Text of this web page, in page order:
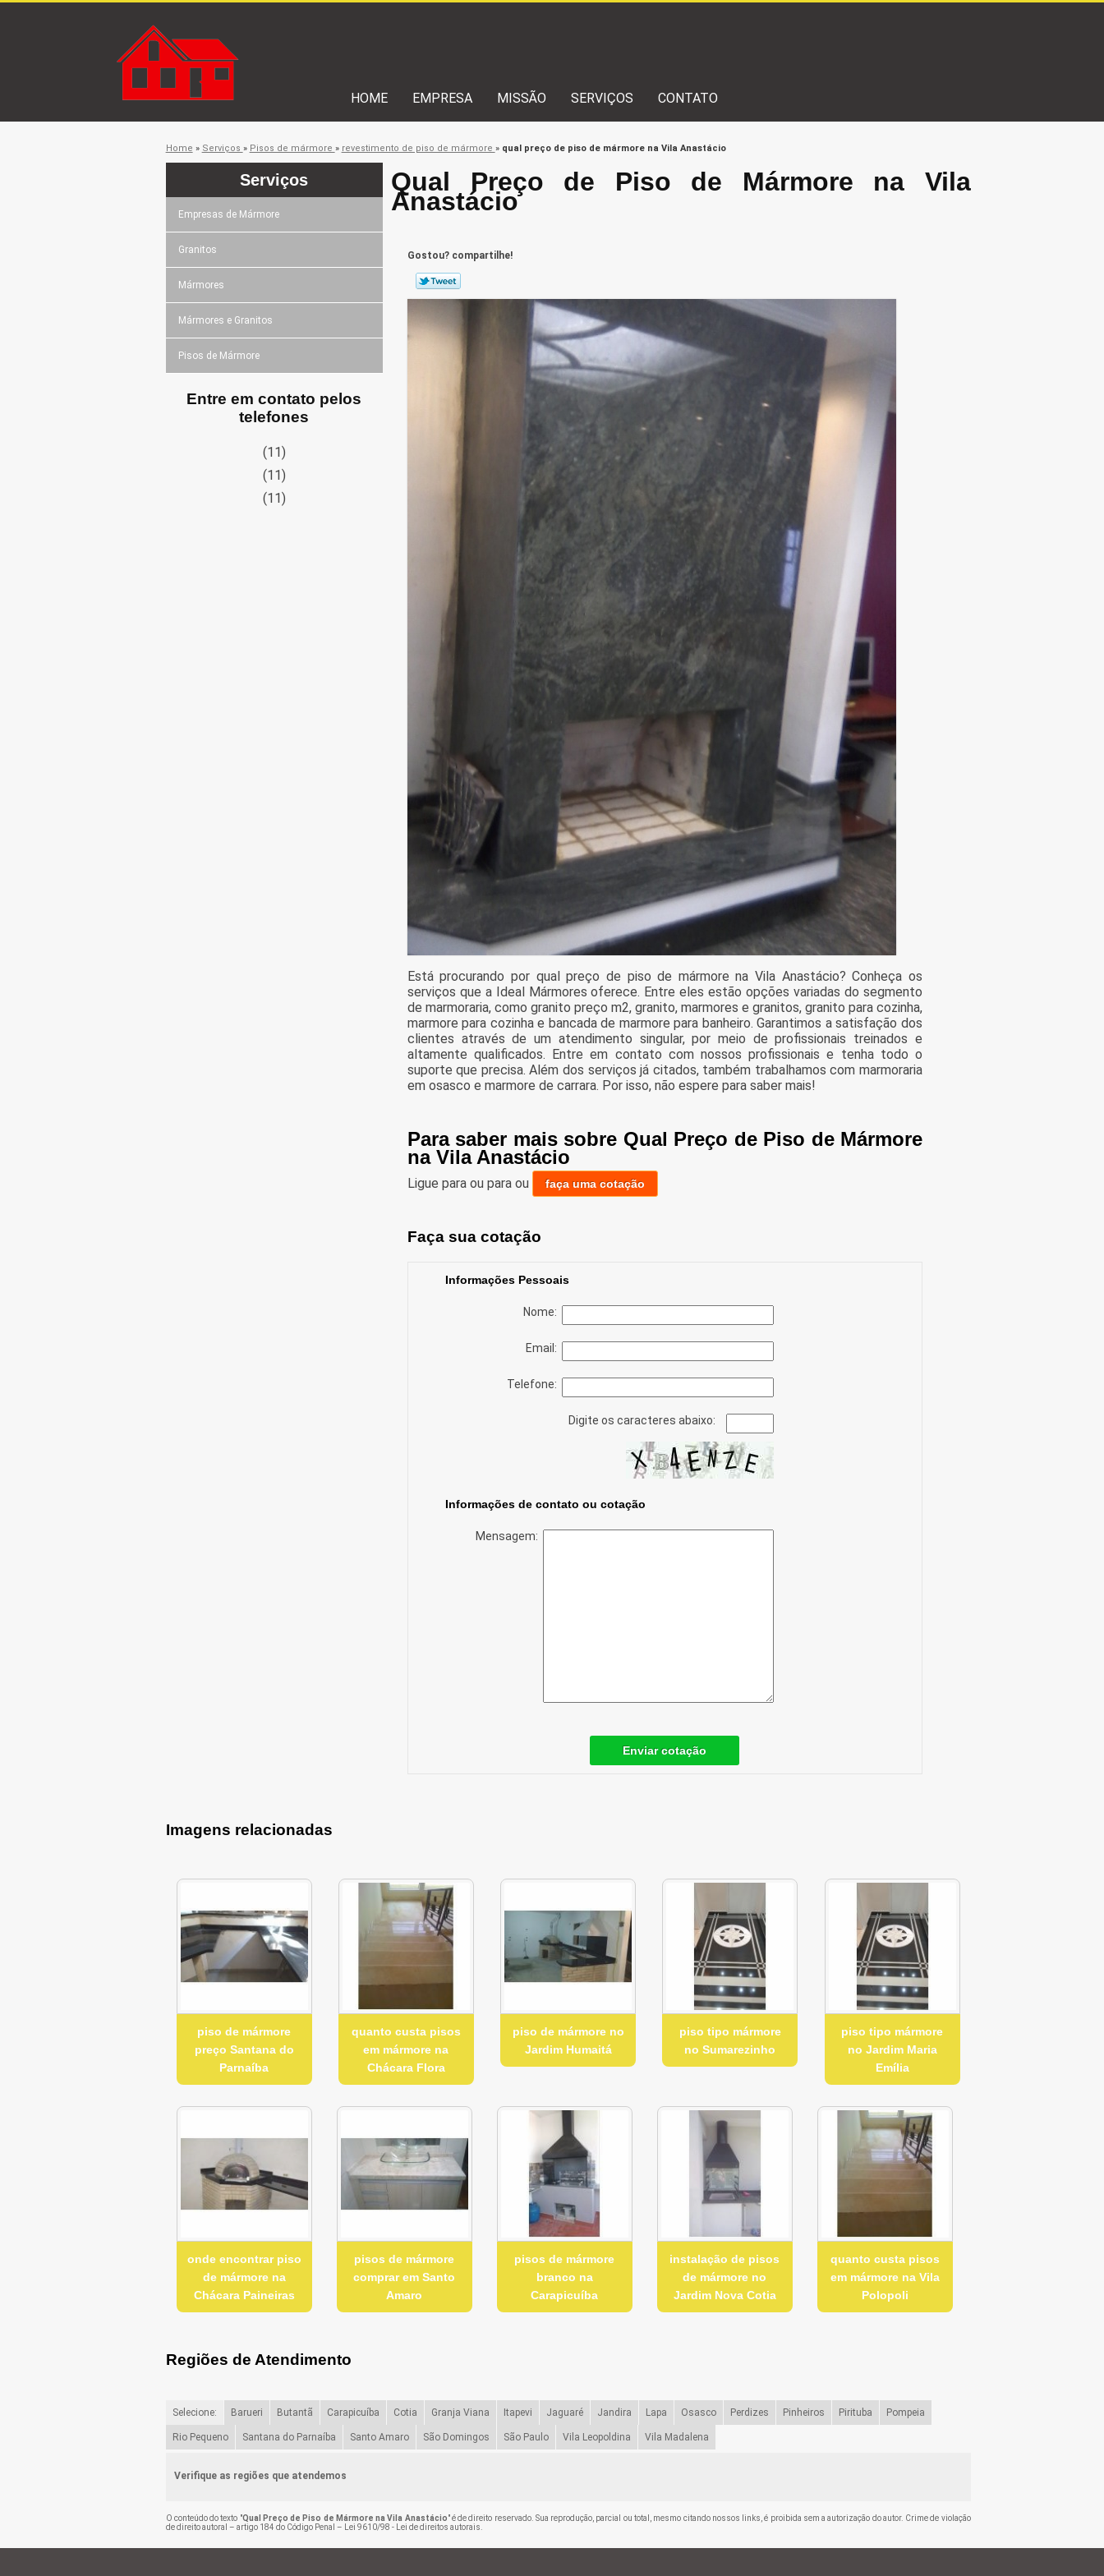
HOME EMPRESA MISSÃO SERVIÇOS CONTATO
Home » Serviços » Pisos de mármore » revestimento de piso de mármore » qual preço de piso de mármore na Vila Anastácio
Serviços
Empresas de Mármore
Granitos
Mármores
Mármores e Granitos
Pisos de Mármore
Entre em contato pelos
telefones
(11)
(11)
(11)
Qual Preço de Piso de Mármore na Vila
Anastácio
Gostou? compartilhe!
Está procurando por qual preço de piso de mármore na Vila Anastácio? Conheça os
serviços que a Ideal Mármores oferece. Entre eles estão opções variadas do segmento
de marmoraria, como granito preço m2, granito, marmores e granitos, granito para cozinha,
marmore para cozinha e bancada de marmore para banheiro. Garantimos a satisfação dos
clientes através de um atendimento singular, por meio de profissionais treinados e
altamente qualificados. Entre em contato com nossos profissionais e tenha todo o
suporte que precisa. Além dos serviços já citados, também trabalhamos com marmoraria
em osasco e marmore de carrara. Por isso, não espere para saber mais!
Para saber mais sobre Qual Preço de Piso de Mármore
na Vila Anastácio
Ligue para ou para ou faça uma cotação
Faça sua cotação
Informações Pessoais
Nome:
Email:
Telefone:
Digite os caracteres abaixo:
Informações de contato ou cotação
Mensagem:
Enviar cotação
Imagens relacionadas
piso de mármore
preço Santana do
Parnaíba
quanto custa pisos
em mármore na
Chácara Flora
piso de mármore no
Jardim Humaitá
piso tipo mármore
no Sumarezinho
piso tipo mármore
no Jardim Maria
Emília
onde encontrar piso
de mármore na
Chácara Paineiras
pisos de mármore
comprar em Santo
Amaro
pisos de mármore
branco na
Carapicuíba
instalação de pisos
de mármore no
Jardim Nova Cotia
quanto custa pisos
em mármore na Vila
Polopoli
Regiões de Atendimento
Selecione: Barueri Butantã Carapicuíba Cotia Granja Viana Itapevi Jaguaré Jandira Lapa Osasco Perdizes Pinheiros Pirituba Pompeia
Rio Pequeno Santana do Parnaíba Santo Amaro São Domingos São Paulo Vila Leopoldina Vila Madalena
Verifique as regiões que atendemos
O conteúdo do texto "Qual Preço de Piso de Mármore na Vila Anastácio" é de direito reservado. Sua reprodução, parcial ou total, mesmo citando nossos links, é proibida sem a autorização do autor. Crime de violação
de direito autoral – artigo 184 do Código Penal –
Lei 9610/98 - Lei de direitos autorais